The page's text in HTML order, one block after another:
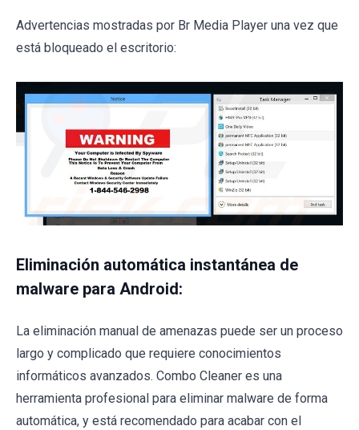
Advertencias mostradas por Br Media Player una vez que
está bloqueado el escritorio:
Eliminación automática instantánea de
malware para Android:
La eliminación manual de amenazas puede ser un proceso
largo y complicado que requiere conocimientos
informáticos avanzados. Combo Cleaner es una
herramienta profesional para eliminar malware de forma
automática, y está recomendado para acabar con el